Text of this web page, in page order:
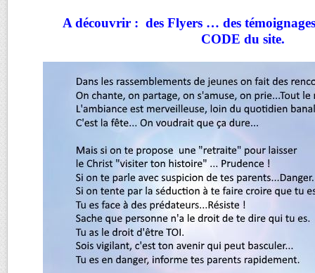
A découvrir : des Flyers … des
CODE du site.